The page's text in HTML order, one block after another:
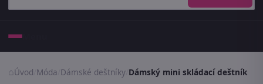
Úvod Móda Dámské deštníky Dámský mini skládací deštník